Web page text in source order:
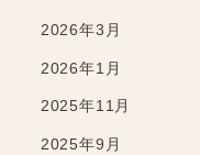
2026年3月
2026年1月
2025年11月
2025年9月